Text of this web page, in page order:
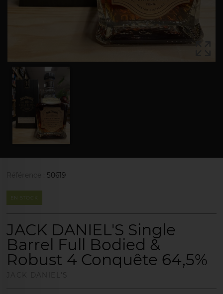
50619
EN STOCK
JACK DANIEL'S Single
Barrel Full Bodied &
Robust 4 Conquête 64,5%